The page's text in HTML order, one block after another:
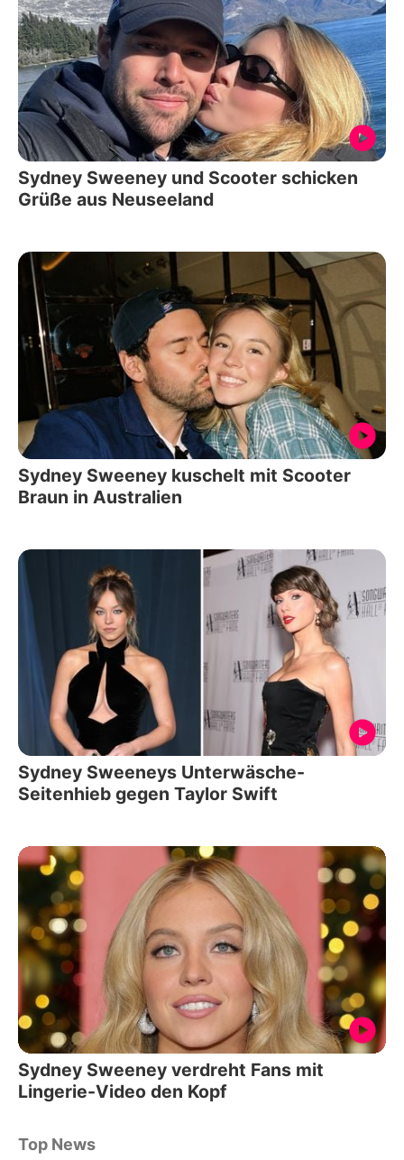
Sydney Sweeney und Scooter schicken
Grüße aus Neuseeland
Sydney Sweeney kuschelt mit Scooter
Braun in Australien
Sydney Sweeneys Unterwäsche-
Seitenhieb gegen Taylor Swift
Sydney Sweeney verdreht Fans mit
Lingerie-Video den Kopf
Top News